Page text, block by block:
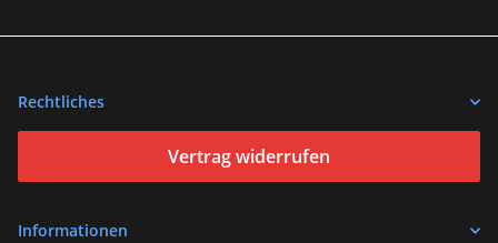
Rechtliches
Vertrag widerrufen
Informationen